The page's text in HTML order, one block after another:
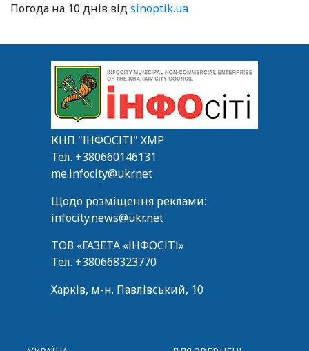
Погода на 10 днів відsinoptik.ua
КНП "ІНФОСІТІ" ХМР
Тел. +380660146131
me.infocity@ukr.net
Щодо розміщення реклами:
infocity.news@ukr.net
ТОВ «ГАЗЕТА «ІНФОСІТІ»
Тел. +380668323770
Харків, м-н. Павлівський, 10